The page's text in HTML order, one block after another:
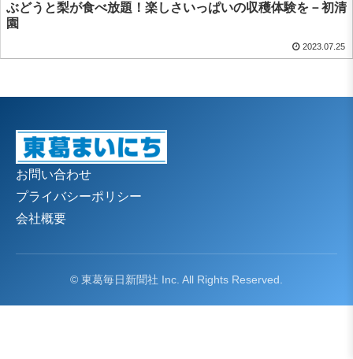
ぶどうと梨が食べ放題！楽しさいっぱいの収穫体験を－初清
園
2023.07.25
お問い合わせ
プライバシーポリシー
会社概要
© 東葛毎日新聞社 Inc. All Rights Reserved.